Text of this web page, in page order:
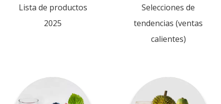
Lista de productos
2025
Selecciones de
tendencias (ventas
calientes)